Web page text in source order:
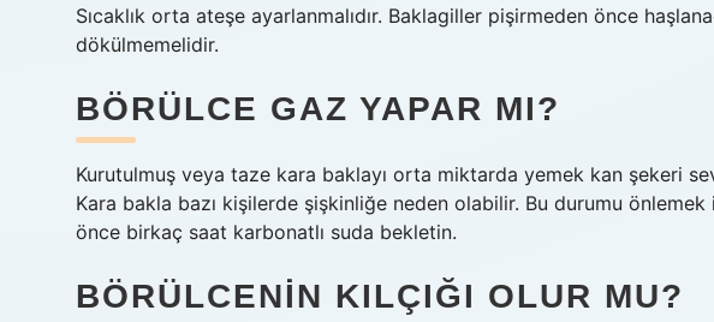
Sıcaklık orta ateşe ayarlanmalıdır. Baklagiller pişirmeden önce
dökülmemelidir.
BÖRÜLCE GAZ YAPAR MI?
Kurutulmuş veya taze kara baklayı orta miktarda yemek kan şekeri
Kara bakla bazı kişilerde şişkinliğe neden olabilir. Bu durumu
önce birkaç saat karbonatlı suda bekletin.
BÖRÜLCENIN KILÇIĞI OLUR MU?